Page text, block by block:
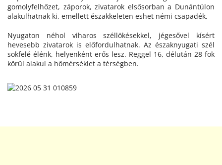
gomolyfelhőzet, záporok, zivatarok elsősorban a Dunántúlon
alakulhatnak ki, emellett északkeleten eshet némi csapadék.
Nyugaton néhol viharos széllökésekkel, jégesővel kísért
hevesebb zivatarok is előfordulhatnak. Az északnyugati szél
sokfelé élénk, helyenként erős lesz. Reggel 16, délután 28 fok
körül alakul a hőmérséklet a térségben.